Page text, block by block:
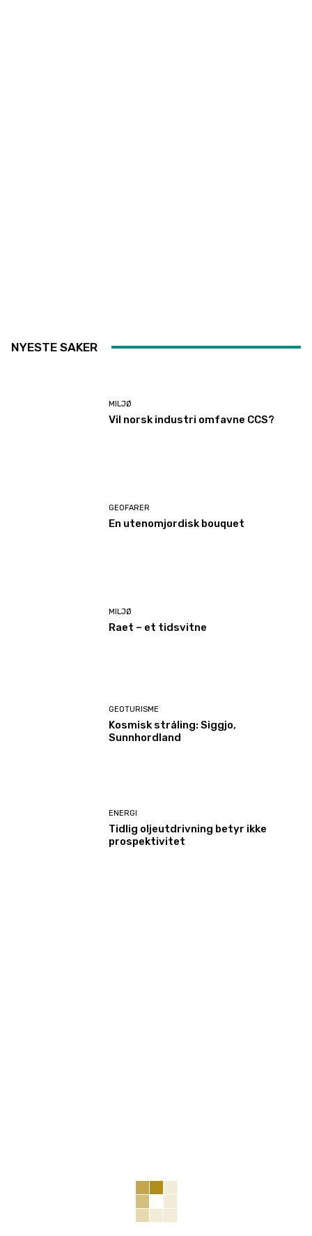
NYESTE SAKER
MILJØ
Vil norsk industri omfavne CCS?
GEOFARER
En utenomjordisk bouquet
MILJØ
Raet – et tidsvitne
GEOTURISME
Kosmisk stråling: Siggjo,
Sunnhordland
ENERGI
Tidlig oljeutdrivning betyr ikke
prospektivitet